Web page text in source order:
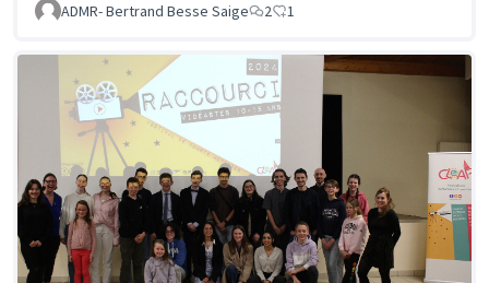
ADMR- Bertrand Besse Saige 2 1